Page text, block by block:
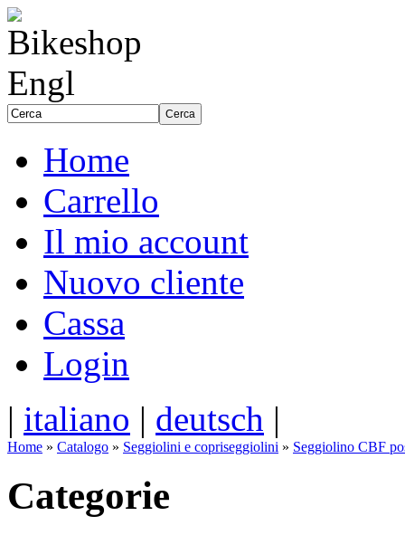
Home
Carrello
Il mio account
Nuovo cliente
Cassa
Login
| italiano | deutsch |
Home » Catalogo » Seggiolini e copriseggiolini » Seggiolino CBF
Categorie